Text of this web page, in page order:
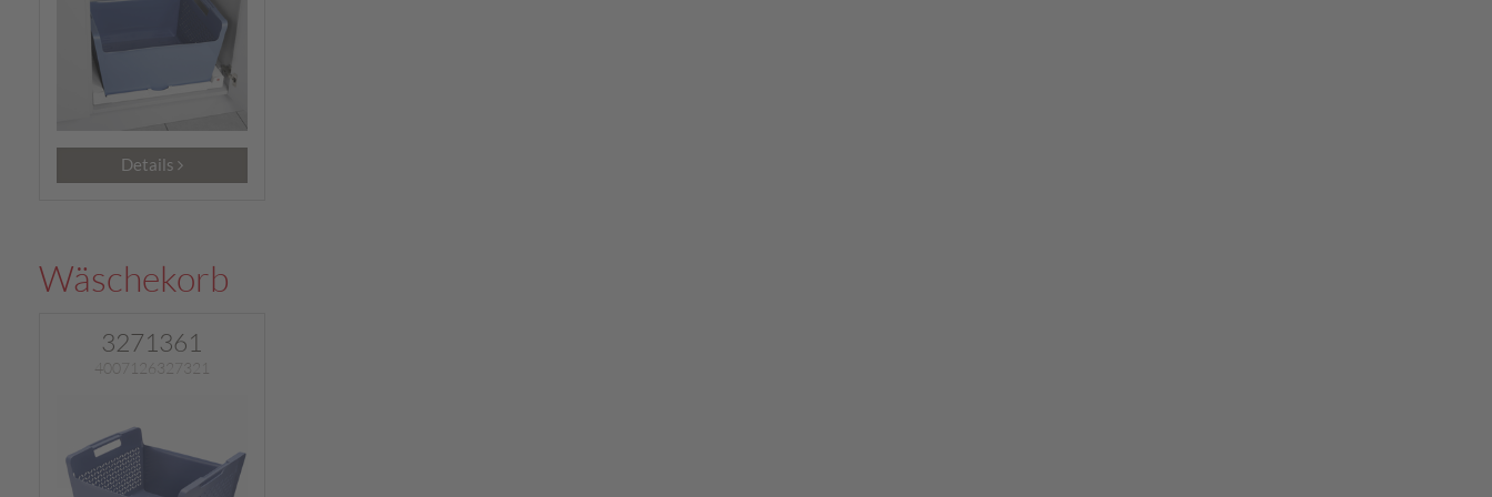
Details
Wäschekorb
3271361
4007126327321